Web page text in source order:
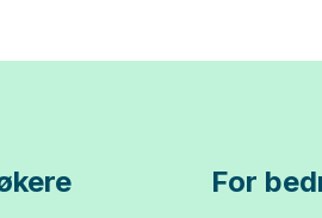
For